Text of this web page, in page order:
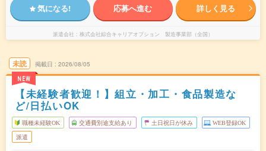
気になる! 応募へ進む 詳しく見る
派遣会社 株式会社綜合キャリアオプション 製造事業部（全国）
未読
NEW
掲載日 2026/08/05
【未経験者歓迎！】組立・加工・食品製造な
ど/日払いOK
職種未経験OK 交通費別途支給あり 土日祝日が休み WEB登録OK
派遣